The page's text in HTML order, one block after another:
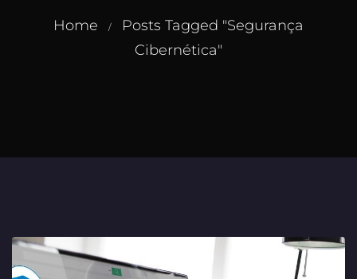
Home /
Posts Tagged "Segurança
Cibernética"